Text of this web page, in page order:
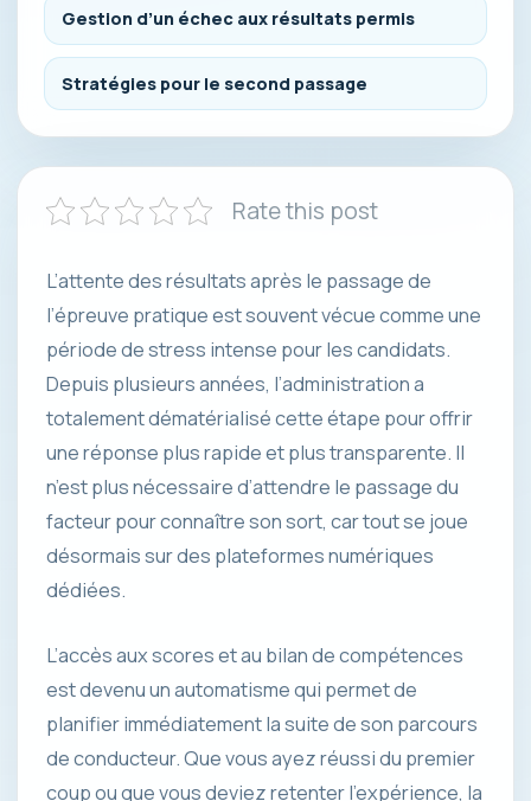
Gestion d’un échec aux résultats permis
Stratégies pour le second passage
Rate this post
L’attente des résultats après le passage de
l’épreuve pratique est souvent vécue comme une
période de stress intense pour les candidats.
Depuis plusieurs années, l’administration a
totalement dématérialisé cette étape pour offrir
une réponse plus rapide et plus transparente. Il
n’est plus nécessaire d’attendre le passage du
facteur pour connaître son sort, car tout se joue
désormais sur des plateformes numériques
dédiées.
L’accès aux scores et au bilan de compétences
est devenu un automatisme qui permet de
planifier immédiatement la suite de son parcours
de conducteur. Que vous ayez réussi du premier
coup ou que vous deviez retenter l’expérience, la